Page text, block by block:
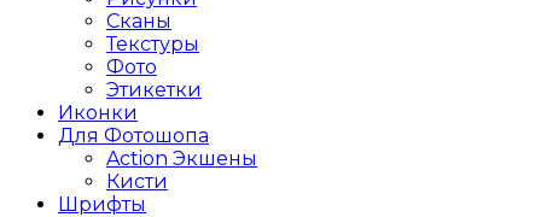
Сканы
Текстуры
Фото
Этикетки
Иконки
Для Фотошопа
Action Экшены
Кисти
Шрифты